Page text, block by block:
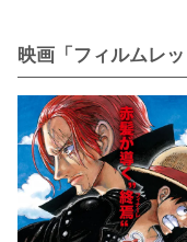
映画「フィルムレ